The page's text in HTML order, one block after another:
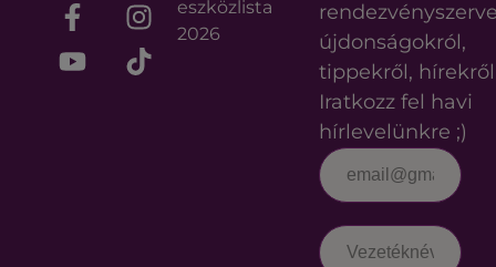
eszközlista
2026
újdonságokról,
tippekről,
Iratkozz fel havi
hírlevelünkre ;)